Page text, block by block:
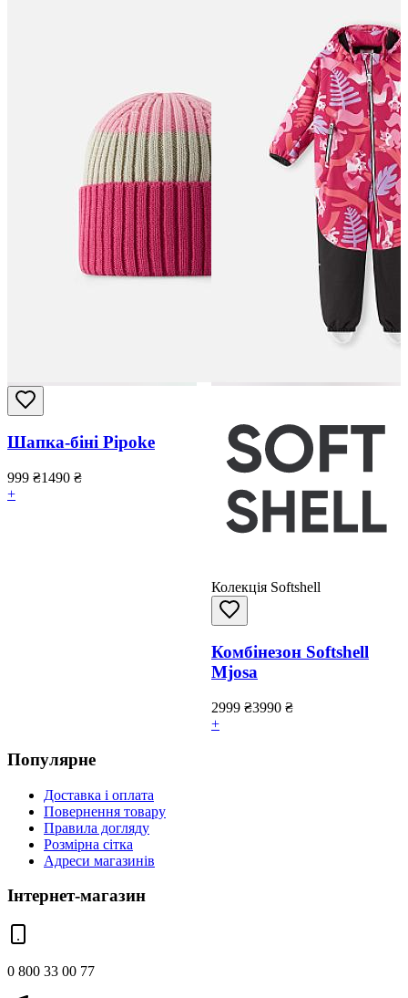
Шапка-біні Pipoke
999 ₴1490 ₴
+
Колекція Softshell
Комбінезон Softshell
Mjosa
2999 ₴3990 ₴
+
Популярне
Доставка і оплата
Повернення товару
Правила догляду
Розмірна сітка
Адреси магазинів
Інтернет-магазин
0 800 33 00 77